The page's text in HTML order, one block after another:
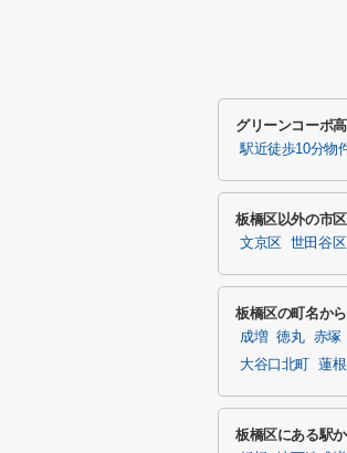
グリーンコーポ
駅近徒歩10分物
板橋区以外の市
文京区 世田谷区
板橋区の町名か
成増 徳丸 赤塚
大谷口北町
蓮根
板橋区にある駅